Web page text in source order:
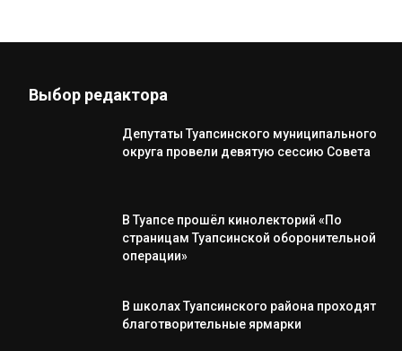
Выбор редактора
Депутаты Туапсинского муниципального
округа провели девятую сессию Совета
В Туапсе прошёл кинолекторий «По
страницам Туапсинской оборонительной
операции»
В школах Туапсинского района проходят
благотворительные ярмарки